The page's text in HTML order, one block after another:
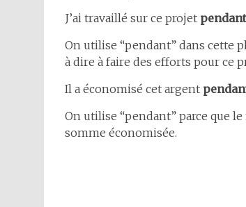
J’ai travaillé sur ce projet pendant
On utilise “pendant” dans cette
à dire à faire des efforts pour ce
Il a économisé cet argent
On utilise “pendant” parce que
somme économisée.